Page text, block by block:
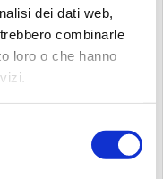
dei dati web,
combinarle
loro o che hanno
SS662
con un design
gambe ad una